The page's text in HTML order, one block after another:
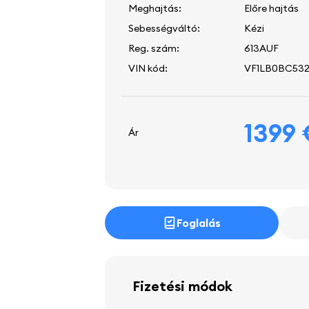
Meghajtás:
Előre hajtás
Sebességváltó:
Kézi
Reg. szám:
613AUF
VIN kód:
Ár 1399
Foglalás
Fizetési módok